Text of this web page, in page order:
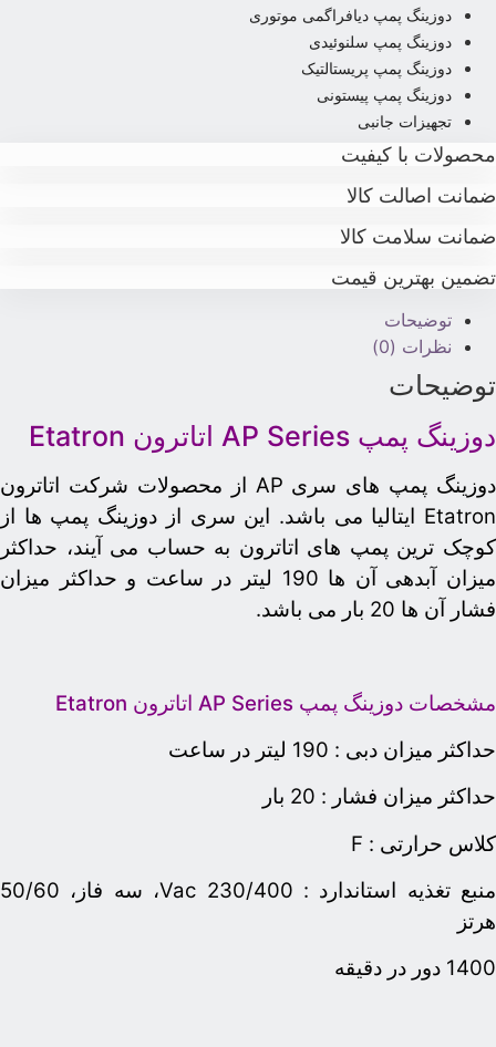
دوزینگ پمپ دیافراگمی موتوری
دوزینگ پمپ سلنوئیدی
دوزینگ پمپ پریستالتیک
دوزینگ پمپ پیستونی
تجهیزات جانبی
محصولات با کیفیت
ضمانت اصالت کالا
ضمانت سلامت کالا
تضمین بهترین قیمت
توضیحات
نظرات (0)
توضیحات
دوزینگ پمپ AP Series اتاترون Etatron
دوزینگ پمپ های سری AP از محصولات شرکت اتاترون
Etatron ایتالیا می باشد. این سری از دوزینگ پمپ ها از
کوچک ترین پمپ های اتاترون به حساب می آیند، حداکثر
میزان آبدهی آن ها 190 لیتر در ساعت و حداکثر میزان
فشار آن ها 20 بار می باشد.
مشخصات دوزینگ پمپ AP Series اتاترون Etatron
حداکثر میزان دبی : 190 لیتر در ساعت
حداکثر میزان فشار : 20 بار
کلاس حرارتی : F
منبع تغذیه استاندارد : 230/400 Vac، سه فاز، 50/60
هرتز
1400 دور در دقیقه